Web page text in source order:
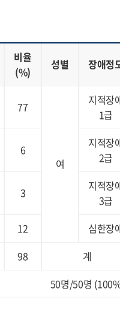
비율
(%)
성별 장애정
77
여
지적장
1급
6
지적장
2급
3
지적장
3급
12
심한장
98
계
50명/50명